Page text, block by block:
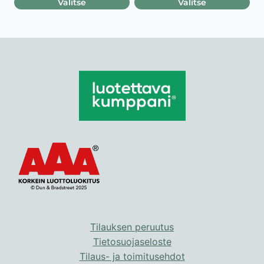
Valitse
sivulla.
Valitse
muunnelma.
Voit
tehdä
valinnat
Tilauksen peruutus
Tietosuojaseloste
Tilaus- ja toimitusehdot